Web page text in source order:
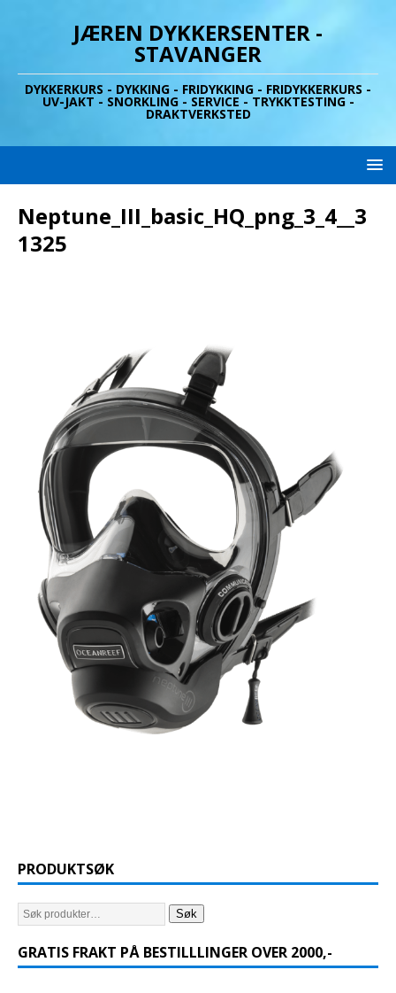
JÆREN DYKKERSENTER -
STAVANGER
DYKKERKURS - DYKKING - FRIDYKKING - FRIDYKKERKURS -
UV-JAKT - SNORKLING - SERVICE - TRYKKTESTING -
DRAKTVERKSTED
Neptune_III_basic_HQ_png_3_4__3
1325
PRODUKTSØK
Søk
GRATIS FRAKT PÅ BESTILLLINGER OVER 2000,-